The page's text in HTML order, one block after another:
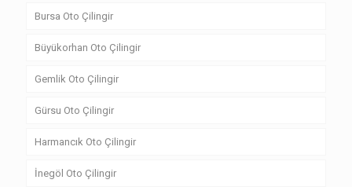
Bursa Oto Çilingir
Büyükorhan Oto Çilingir
Gemlik Oto Çilingir
Gürsu Oto Çilingir
Harmancık Oto Çilingir
İnegöl Oto Çilingir